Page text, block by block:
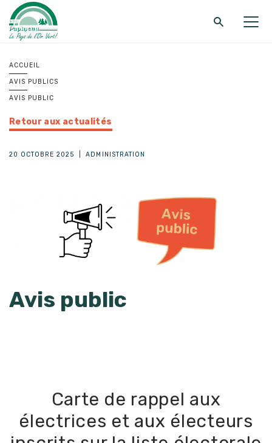
ACCUEIL
AVIS PUBLICS
AVIS PUBLIC
Retour aux actualités
20 OCTOBRE 2025 ADMINISTRATION
Avis public
Carte de rappel aux
électrices et aux électeurs